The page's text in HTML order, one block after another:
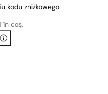
kodu zniżkowego
în coș.
i